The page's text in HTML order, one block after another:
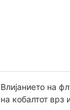
Влијанието на
на кобалтот врз